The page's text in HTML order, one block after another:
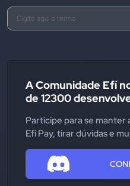
A Comunidade Efí
de 12300
Participe para se manter
Efí Pay, tirar dúvidas e